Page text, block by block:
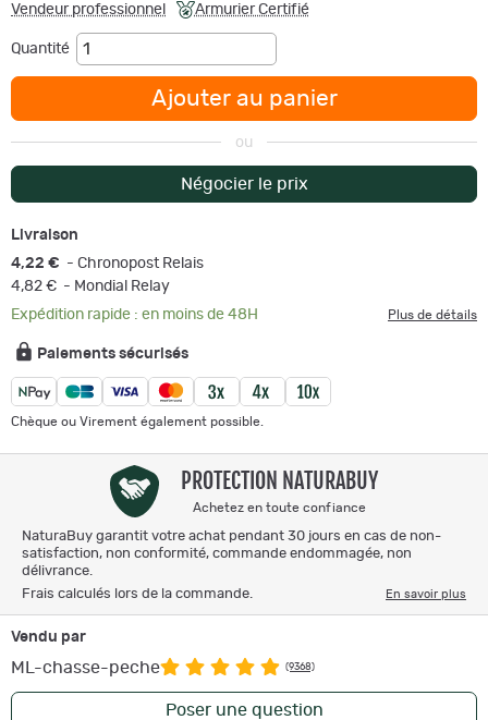
Vendeur professionnel Armurier Certifié
Quantité
Ajouter au panier
ou
Négocier le prix
Livraison
4,22 € - Chronopost Relais
4,82 € - Mondial Relay
Expédition rapide : en moins de 48H
Plus de détails
Paiements sécurisés
Chèque ou Virement également possible.
PROTECTION NATURABUY
Achetez en toute confiance
NaturaBuy garantit votre achat pendant 30 jours en cas de non-
satisfaction, non conformité, commande endommagée, non
délivrance.
Frais calculés lors de la commande.
En savoir plus
Vendu par
ML-chasse-peche (9368)
Poser une question